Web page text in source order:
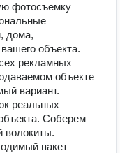
фотосъемку
дома,
объекта.
рекламных
объекте
вариант.
реальных
Соберем
волокиты.
пакет